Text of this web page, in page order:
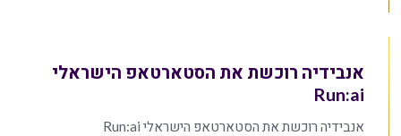
אנבידיה רוכשת את הסטארטאפ הישראלי
Run:ai
אנבידיה רוכשת את הסטארטאפ הישראלי Run:ai